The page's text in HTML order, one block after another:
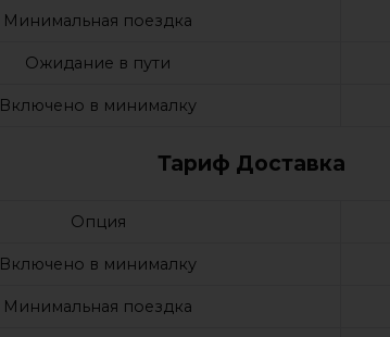
Минимальная поездка
Ожидание в пути
Включено в минималку
Тариф Доставка
Опция
Включено в минималку
Минимальная поездка